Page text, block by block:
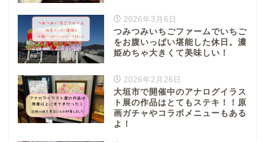
2026年3月6日
つみつみいちごファームでいちご
をお腹いっぱい堪能した休日。濃
姫めちゃ大きくて美味しい！
2026年2月26日
大垣市で開催中のアナログイラス
ト展の作品はとてもステキ！！原
画ガチャやコラボメニューもある
よ！